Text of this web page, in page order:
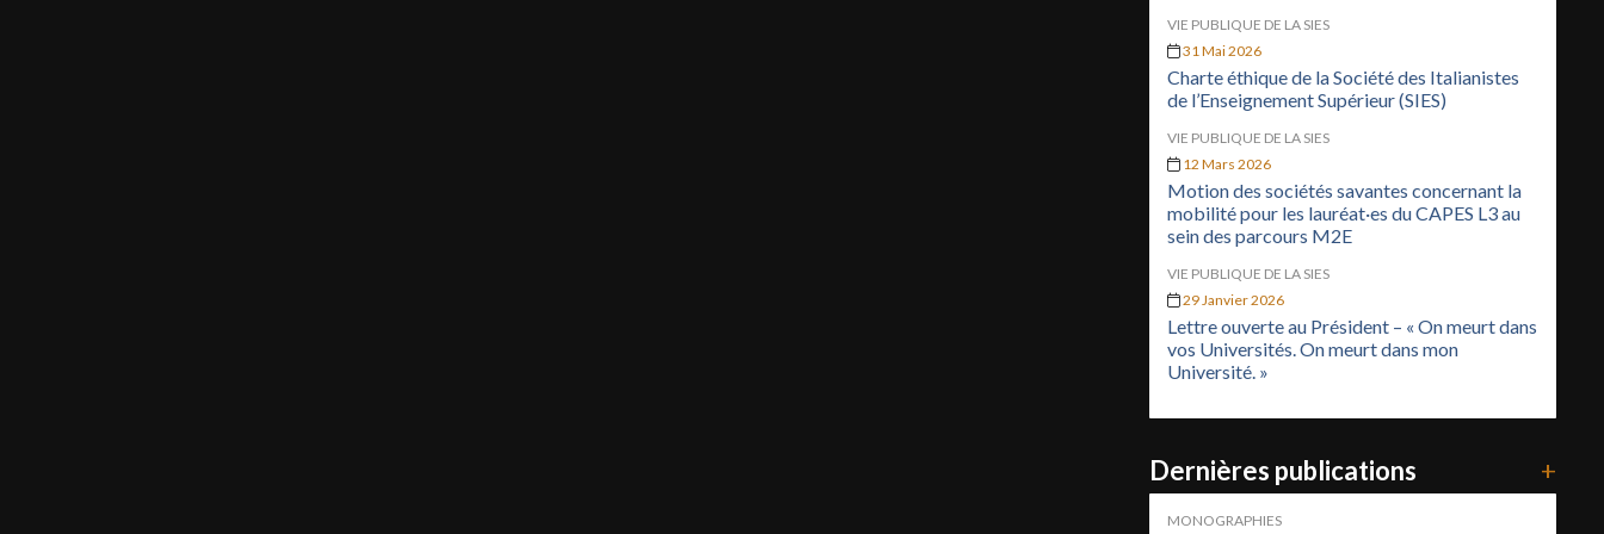
VIE PUBLIQUE DE LA SIES
31 Mai 2026
Charte éthique de la Société des Italianistes
de l’Enseignement Supérieur (SIES)
VIE PUBLIQUE DE LA SIES
12 Mars 2026
Motion des sociétés savantes concernant la
mobilité pour les lauréat·es du CAPES L3 au
sein des parcours M2E
VIE PUBLIQUE DE LA SIES
29 Janvier 2026
Lettre ouverte au Président – « On meurt dans
vos Universités. On meurt dans mon
Université. »
Dernières publications +
MONOGRAPHIES